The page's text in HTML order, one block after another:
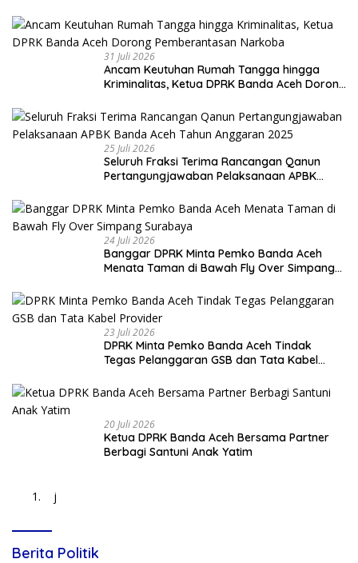
31 Juli 2026
Ancam Keutuhan Rumah Tangga hingga
Kriminalitas, Ketua DPRK Banda Aceh Dorong
25 Juli 2026
Seluruh Fraksi Terima Rancangan Qanun
Pertangungjawaban Pelaksanaan APBK
24 Juli 2026
Banggar DPRK Minta Pemko Banda Aceh
Menata Taman di Bawah Fly Over Simpang
23 Juli 2026
DPRK Minta Pemko Banda Aceh Tindak
Tegas Pelanggaran GSB dan Tata Kabel
20 Juli 2026
Ketua DPRK Banda Aceh Bersama Partner
Berbagi Santuni Anak Yatim
j
Berita Politik